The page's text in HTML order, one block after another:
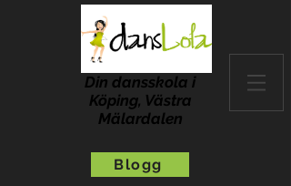
Din dansskola i
Köping, Västra
Mälardalen
Blogg